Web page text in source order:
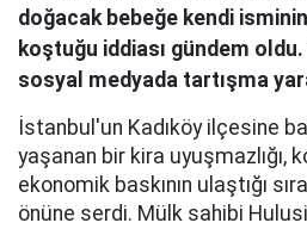
doğacak bebeğe kendi
koştuğu iddiası gündem
sosyal medyada tartışma
İstanbul'un Kadıköy ilçesine
yaşanan bir kira uyuşmazlığı,
ekonomik baskının ulaştığı
önüne serdi. Mülk sahibi